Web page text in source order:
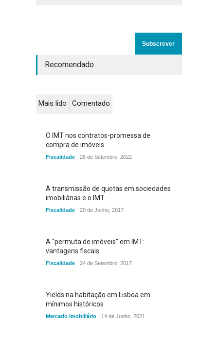
Recomendado
Mais lido Comentado
O IMT nos contratos-promessa de
compra de imóveis
Fiscalidade 26 de Setembro, 2022
A transmissão de quotas em sociedades
imobiliárias e o IMT
Fiscalidade 20 de Junho, 2017
A “permuta de imóveis” em IMT:
vantagens fiscais
Fiscalidade 24 de Setembro, 2017
Yields na habitação em Lisboa em
mínimos históricos
Mercado Imobiliário 14 de Junho, 2021